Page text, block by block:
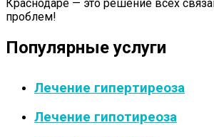
Краснодаре — это решение всех
проблем!
Популярные услуги
Лечение гипертиреоза
Лечение гипотиреоза